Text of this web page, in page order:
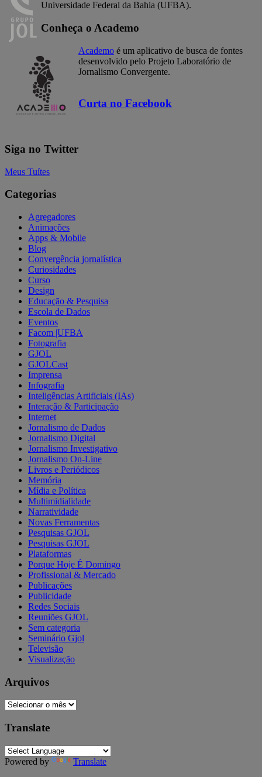
Universidade Federal da Bahia (UFBA).
Conheça o Academo
Academo é um aplicativo de busca de fontes
desenvolvido pelo Projeto Laboratório de
Jornalismo Convergente.
Curta no Facebook
Siga no Twitter
Meus Tuítes
Categorias
Agregadores
Animações
Apps & Mobile
Blog
Convergência jornalística
Curiosidades
Curso
Design
Educação & Pesquisa
Escola de Dados
Eventos
Facom |UFBA
Fotografia
GJOL
GJOLCast
Imprensa
Infografia
Inteligências Artificiais (IAs)
Interação & Participação
Internet
Jornalismo de Dados
Jornalismo Digital
Jornalismo Investigativo
Jornalismo On-Line
Livros e Periódicos
Memória
Mídia e Política
Multimidialidade
Narratividade
Novas Ferramentas
Pesquisas GJOL
Pesquisas GJOL
Plataformas
Porque Hoje É Domingo
Profissional & Mercado
Publicações
Publicidade
Redes Sociais
Reuniões GJOL
Sem categoria
Seminário Gjol
Televisão
Visualização
Arquivos
Arquivos
Translate
Powered by Translate